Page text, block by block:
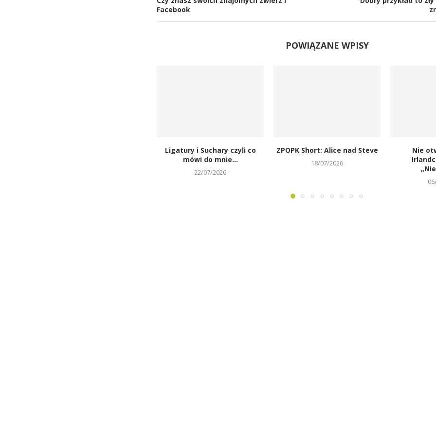
Facebook
POWIĄZANE WPISY
Ligatury i Suchary czyli co
mówi do mnie...
22/07/2026
ZPOPK Short: Alice nad Steve
18/07/2026
Nie